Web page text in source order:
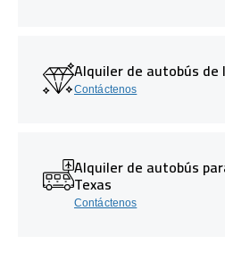
Alquiler de autobús de
Contáctenos
Alquiler de autobús
Texas
Contáctenos